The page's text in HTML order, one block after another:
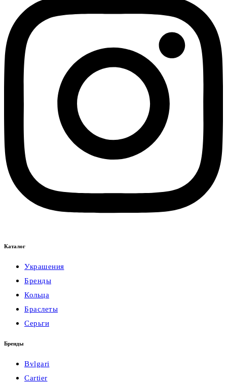
Каталог
Украшения
Бренды
Кольца
Браслеты
Серьги
Бренды
Bvlgari
Cartier